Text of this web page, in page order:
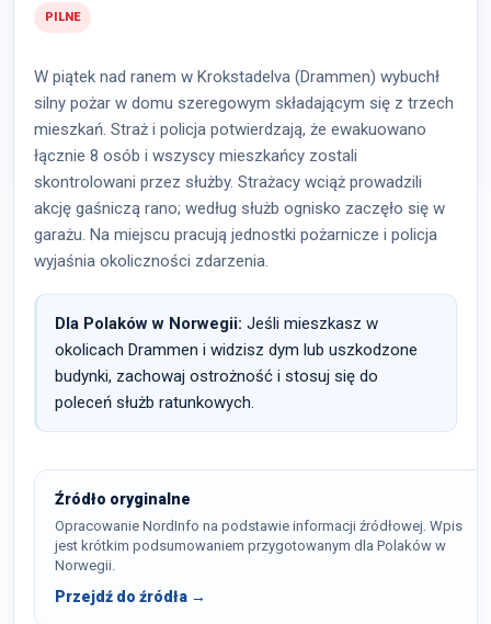
PILNE
W piątek nad ranem w Krokstadelva (Drammen) wybuchł
silny pożar w domu szeregowym składającym się z trzech
mieszkań. Straż i policja potwierdzają, że ewakuowano
łącznie 8 osób i wszyscy mieszkańcy zostali
skontrolowani przez służby. Strażacy wciąż prowadzili
akcję gaśniczą rano; według służb ognisko zaczęło się w
garażu. Na miejscu pracują jednostki pożarnicze i policja
wyjaśnia okoliczności zdarzenia.
Dla Polaków w Norwegii: Jeśli mieszkasz w
okolicach Drammen i widzisz dym lub uszkodzone
budynki, zachowaj ostrożność i stosuj się do
poleceń służb ratunkowych.
Źródło oryginalne
Opracowanie NordInfo na podstawie informacji źródłowej. Wpis
jest krótkim podsumowaniem przygotowanym dla Polaków w
Norwegii.
Przejdź do źródła →